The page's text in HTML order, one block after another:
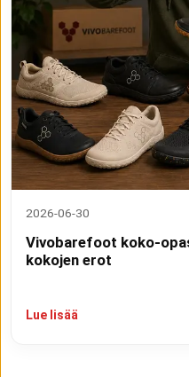
2026-06-30
Vivobarefoot koko-
kokojen erot
Lue lisää